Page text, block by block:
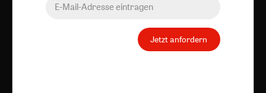
Ideenwerkstatt Gottesdienste
Anzeiger für die Seelsorge
Forum Weltkirche
Lebensspuren
Bibel lesen
Jetzt anfordern